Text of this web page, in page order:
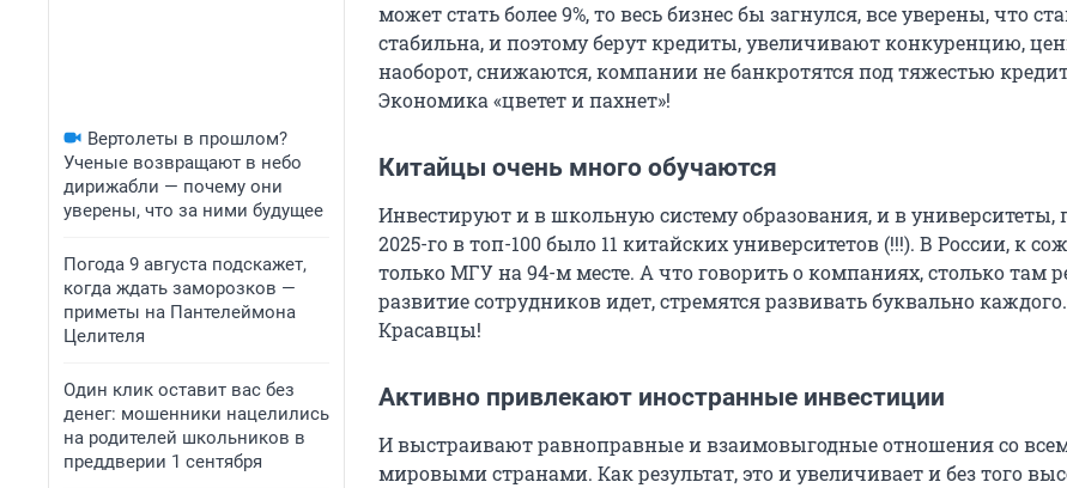
Вертолеты в прошлом?
Ученые возвращают в небо
дирижабли — почему они
уверены, что за ними будущее
Погода 9 августа подскажет,
когда ждать заморозков —
приметы на Пантелеймона
Целителя
Один клик оставит вас без
денег: мошенники нацелились
на родителей школьников в
преддверии 1 сентября
может стать более 9%, то весь бизнес бы загнулся, все уверены, что
стабильна, и поэтому берут кредиты, увеличивают конкуренцию,
наоборот, снижаются, компании не банкротятся под тяжестью
Экономика «цветет и пахнет»!
Китайцы очень много обучаются
Инвестируют и в школьную систему образования, и в университеты,
2025-го в топ-100 было 11 китайских университетов (!!!). В России, к
только МГУ на 94-м месте. А что говорить о компаниях, столько там
развитие сотрудников идет, стремятся развивать буквально каждого.
Красавцы!
Активно привлекают иностранные инвестиции
И выстраивают равноправные и взаимовыгодные отношения со
мировыми странами. Как результат, это и увеличивает и без того